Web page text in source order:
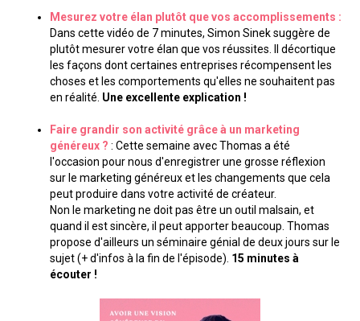
Mesurez votre élan plutôt que vos accomplissements :
Dans cette vidéo de 7 minutes, Simon Sinek suggère de
plutôt mesurer votre élan que vos réussites. Il décortique
les façons dont certaines entreprises récompensent les
choses et les comportements qu'elles ne souhaitent pas
en réalité. Une excellente explication !
Faire grandir son activité grâce à un marketing
généreux ? : Cette semaine avec Thomas a été
l'occasion pour nous d'enregistrer une grosse réflexion
sur le marketing généreux et les changements que cela
peut produire dans votre activité de créateur.
Non le marketing ne doit pas être un outil malsain, et
quand il est sincère, il peut apporter beaucoup. Thomas
propose d'ailleurs un séminaire génial de deux jours sur le
sujet (+ d'infos à la fin de l'épisode). 15 minutes à
écouter !